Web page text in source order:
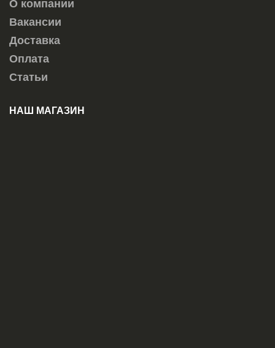
О компании
Вакансии
Доставка
Оплата
Статьи
НАШ МАГАЗИН